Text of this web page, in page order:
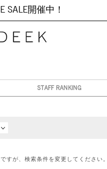
SALE開催中！
STAFF RANKING
すが、検索条件を変更してください。